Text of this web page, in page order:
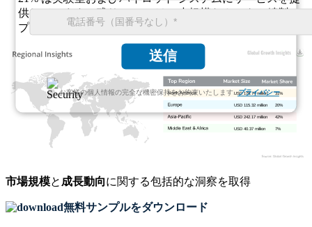
送信
お客様の個人情報の完全な機密保持をお約束いたします.プライバシー
供しています。残りの 18% は、小規模なカスタム精製ア
プリケーションをカバーします。
7%
USD 40.37 million
42%
USD 242.17 million
20%
USD 115.32 million
31%
USD 178.74 million
市場規模と 成長動向に関する包括的な洞察を取得
無料サンプルをダウンロード